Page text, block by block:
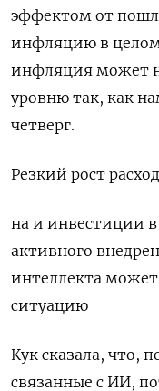
эффектом от
инфляцию в
инфляция может
уровню так, как
четверг.
Резкий рост
на и инвестиции
активного
интеллекта
ситуацию
Кук ‌сказала, что,
связанные с ИИ,